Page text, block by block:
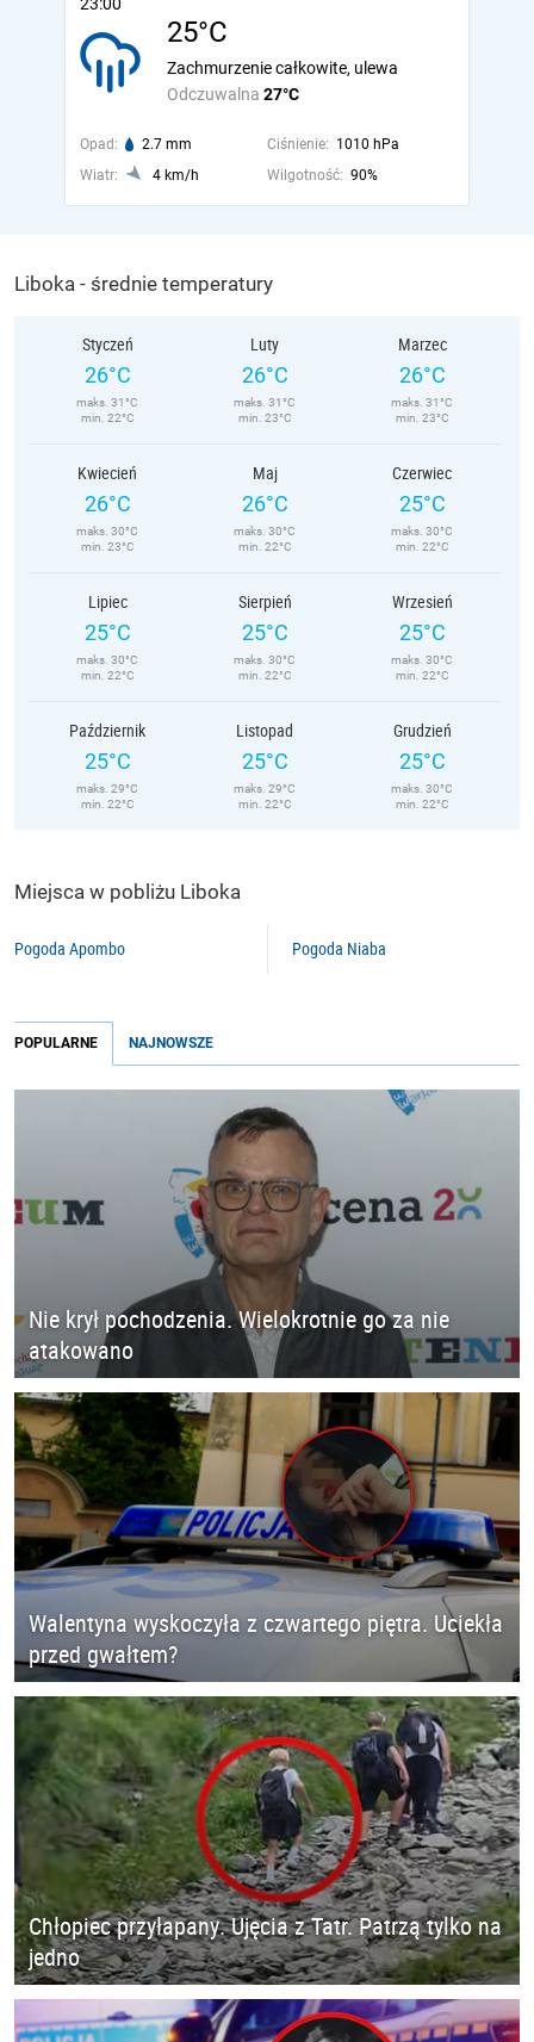
25°C
Odczuwalna 27°C
Zachmurzenie całkowite, ulewa
Opad: 2.7 mm Ciśnienie: 1010 hPa
Wiatr:
4 km/h Wilgotność: 90%
Liboka - średnie temperatury
Styczeń
26°C
maks. 31°C
min. 22°C
Luty
26°C
maks. 31°C
min. 23°C
Marzec
26°C
maks. 31°C
min. 23°C
Kwiecień
26°C
maks. 30°C
min. 23°C
Maj
26°C
maks. 30°C
min. 22°C
Czerwiec
25°C
maks. 30°C
min. 22°C
Lipiec
25°C
maks. 30°C
min. 22°C
Sierpień
25°C
maks. 30°C
min. 22°C
Wrzesień
25°C
maks. 30°C
min. 22°C
Październik
25°C
maks. 29°C
min. 22°C
Listopad
25°C
maks. 29°C
min. 22°C
Grudzień
25°C
maks. 30°C
min. 22°C
Miejsca w pobliżu Liboka
Pogoda Apombo Pogoda Niaba
POPULARNE NAJNOWSZE
Nie krył pochodzenia. Wielokrotnie go za nie
atakowano
Walentyna wyskoczyła z czwartego piętra. Uciekła
przed gwałtem?
Chłopiec przyłapany. Ujęcia z Tatr. Patrzą tylko na
jedno